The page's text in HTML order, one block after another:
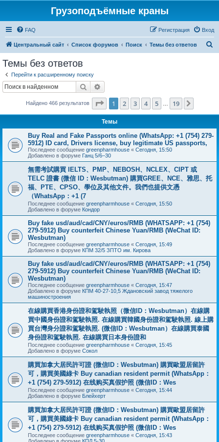
Грузоподъёмные краны
FAQ Вход
Регистрация
Центральный сайт Список форумов Поиск Темы без ответов
Темы без ответов
Перейти к расширенному поиску
Поиск
Найдено 466 результатов Страница из 19
1 2 3 4 5 19
Темы
Buy Real and Fake Passports online (WhatsApp: +1 (754) 279-
5912) ID card, Drivers license, buy legitimate US passports,
Последнее сообщение greenpharmhouse « Сегодня, 15:50
Добавлено в форуме Ганц 5/6–30
無需考試購買 IELTS、PMP、NEBOSH、NCLEX、CIPT 或
TELC 證書 (微信 ID：Wesbutman) 購買GREE、NCE、雅思、托
福、PTE、CPSO、學位及其他文件。我們也提供文憑
（WhatsApp：+1 (7
Последнее сообщение greenpharmhouse « Сегодня, 15:50
Добавлено в форуме Кондор
Buy fake usd/aud/cad/CNY/euros/RMB (WHATSAPP: +1 (754)
279-5912) Buy counterfeit Chinese Yuan/RMB (WeChat ID:
Wesbutman)
Последнее сообщение greenpharmhouse « Сегодня, 15:49
Добавлено в форуме КПМ 32/5 ЗПТО им. Кирова
Buy fake usd/aud/cad/CNY/euros/RMB (WHATSAPP: +1 (754)
279-5912) Buy counterfeit Chinese Yuan/RMB (WeChat ID:
Wesbutman)
Последнее сообщение greenpharmhouse « Сегодня, 15:47
Добавлено в форуме КПМ 40-27-10,5 Ждановский завод тяжелого
машиностроения
在線購買香港身份證和駕駛執照（微信ID：Wesbutman）在線購
買中國身份證和駕駛執照. 在線購買韓國身份證和駕駛執照. 線上購
買台灣身分證和駕駛執照. (微信ID：Wesbutman）在線購買泰國
身份證和駕駛執照. 在線購買日本身份證和
Последнее сообщение greenpharmhouse « Сегодня, 15:45
Добавлено в форуме Сокол
購買加拿大居民許可證 (微信ID：Wesbutman) 購買歐盟居留許
可，購買美國綠卡 Buy canadian resident permit (WhatsApp：
+1 (754) 279-5912) 在线购买真假护照 (微信ID：Wes
Последнее сообщение greenpharmhouse « Сегодня, 15:44
Добавлено в форуме Блейхерт
購買加拿大居民許可證 (微信ID：Wesbutman) 購買歐盟居留許
可，購買美國綠卡 Buy canadian resident permit (WhatsApp：
+1 (754) 279-5912) 在线购买真假护照 (微信ID：Wes
Последнее сообщение greenpharmhouse « Сегодня, 15:43
Добавлено в форуме КПЛ 5-30